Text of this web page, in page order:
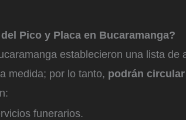
Pico y Placa en Bucaramanga?
establecieron una lista de
medida; por lo tanto, podrán
funerarios.